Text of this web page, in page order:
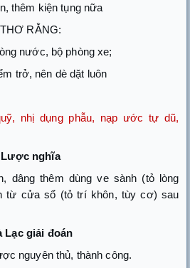
thêm kiện tụng nữa
THƠ RẰNG:
nước, bộ phòng xe;
trở, nên dè dặt luôn
nhị dụng phẫu, nạp ước tự dũ,
Lược nghĩa
dâng thêm dùng ve sành (tỏ lòng
từ cửa sổ (tỏ trí khôn, tùy cơ) sau
Lạc giải đoán
nguyên thủ, thành công.